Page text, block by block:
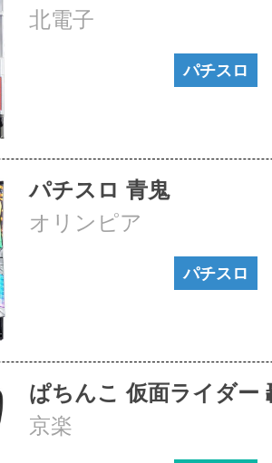
北電子
パチスロ
パチスロ 青鬼
オリンピア
パチスロ
ぱちんこ 仮面ライダー
京楽